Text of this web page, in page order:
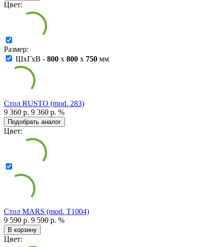
Цвет:
Размер:
ШxГxВ - 800 x 800 x 750 мм
Стол RUSTO (mod. 283)
9 360 р. 9 360 р. %
Подобрать аналог
Цвет:
Стол MARS (mod. T1004)
9 590 р. 9 590 р. %
В корзину
Цвет: